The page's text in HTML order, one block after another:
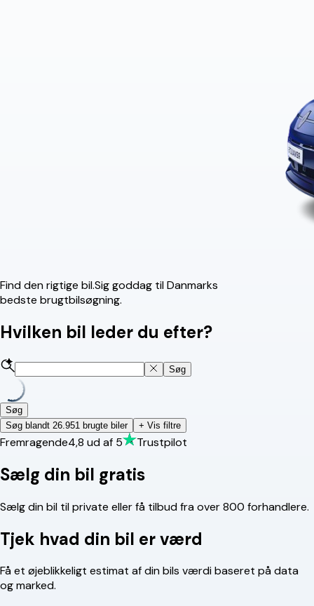
Find den rigtige bil.Sig goddag til Danmarks
bedste brugtbilsøgning.
Hvilken bil leder du efter?
Søg
Søg
Søg blandt 26.951 brugte biler
+ Vis filtre
Fremragende4,8 ud af 5 Trustpilot
Sælg din bil gratis
Sælg din bil til private eller få tilbud fra over 800 forhandlere.
Tjek hvad din bil er værd
Få et øjeblikkeligt estimat af din bils værdi baseret på data
og marked.